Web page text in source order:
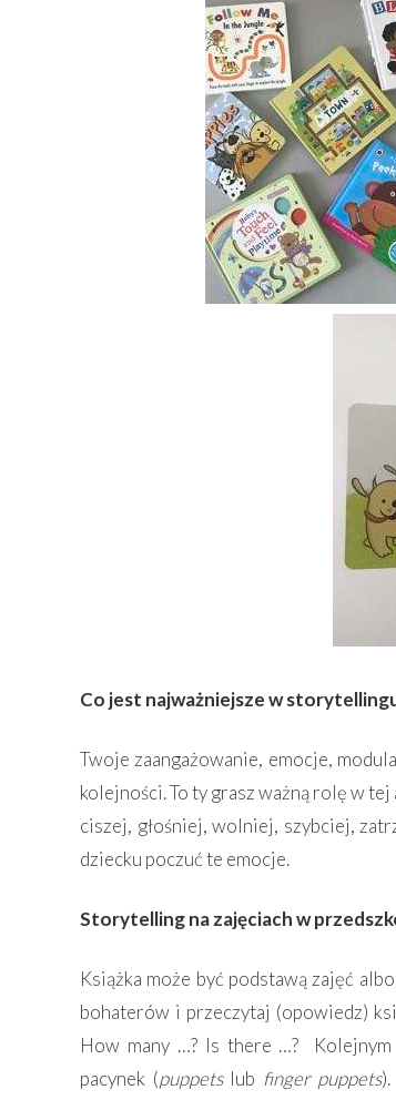
Co jest najważniejsze w
Twoje zaangażowanie, emocje,
kolejności. To ty grasz ważną rolę w
ciszej, głośniej, wolniej, szybciej,
dziecku poczuć te emocje.
Storytelling na zajęciach w
Książka może być podstawą zajęć
bohaterów i przeczytaj (opowiedz)
How many …? Is there …? Kolejnym
pacynek (puppetslub finger puppets